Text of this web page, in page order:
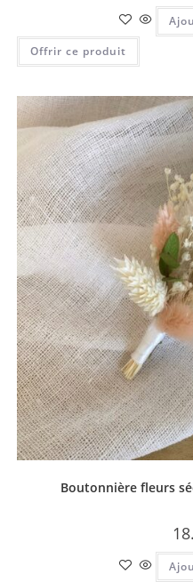
Offrir ce produit
Boutonnière fleurs